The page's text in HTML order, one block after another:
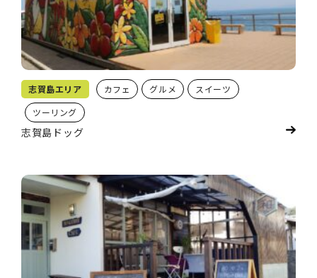
志賀島エリア カフェ グルメ
スイーツ
ツーリング
志賀島ドッグ